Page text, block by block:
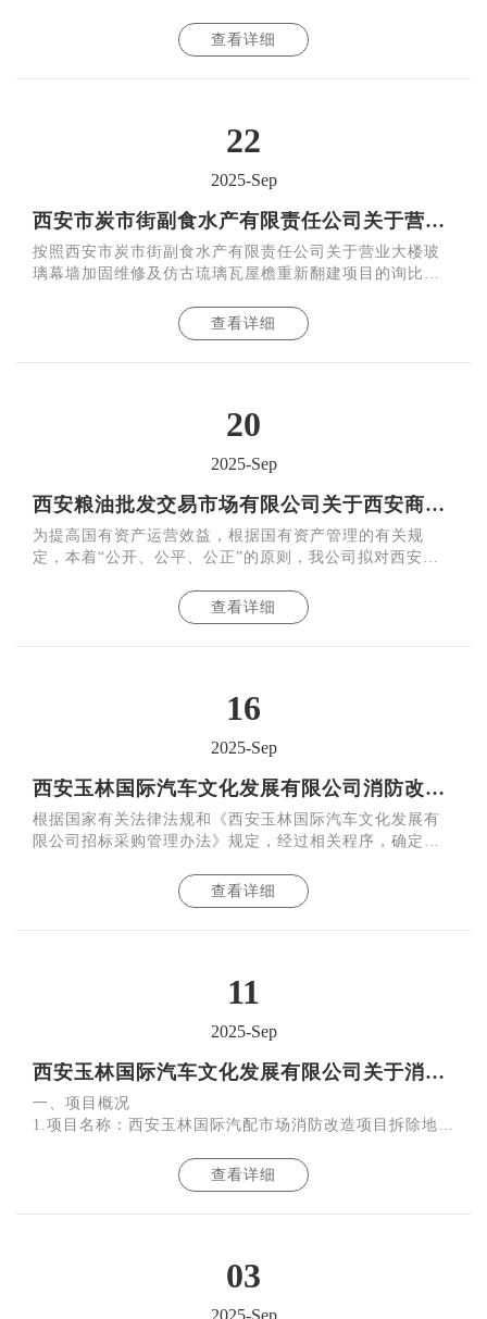
玉林国际汽车文化发展有限公司。本项目已
查看详细
22
2025-Sep
西安市炭市街副食水产有限责任公司关于营业大楼玻璃幕墙加固维修及仿古琉璃瓦屋檐重新翻建项目公开询比结果的公告
按照西安市炭市街副食水产有限责任公司关于营业大楼玻
璃幕墙加固维修及仿古琉璃瓦屋檐重新翻建项目的询比公
查看详细
20
2025-Sep
西安粮油批发交易市场有限公司关于西安商贸物流园（暂定名）A1和A2库 的公开招租公告
为提高国有资产运营效益，根据国有资产管理的有关规
定，本着“公开、公平、公正”的原则，我公司拟对西安商
查看详细
16
2025-Sep
西安玉林国际汽车文化发展有限公司消防改造项目拆除地面附着物招标询比采购结果的公告
根据国家有关法律法规和《西安玉林国际汽车文化发展有
限公司招标采购管理办法》规定，经过相关程序，确定陕
查看详细
11
2025-Sep
西安玉林国际汽车文化发展有限公司关于消防改造项目拆除地面附着物招标的询比公告
一、项目概况
1.项目名称：西安玉林国际汽配市场消防改造项目拆除地面
2.项目地址：劳动北路15号（西安玉林国际汽配市场内）
查看详细
03